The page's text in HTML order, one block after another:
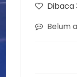
Dibaca
Belum